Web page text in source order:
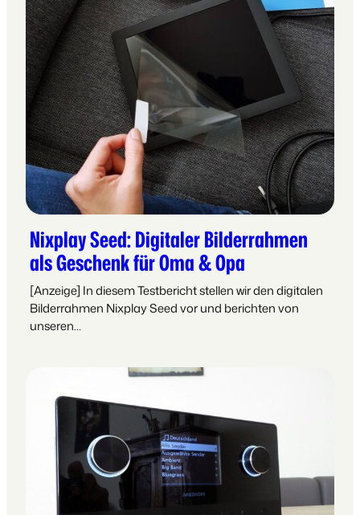
Nixplay Seed: Digitaler Bilderrahmen
als Geschenk für Oma & Opa
[Anzeige] In diesem Testbericht stellen wir den digitalen
Bilderrahmen Nixplay Seed vor und berichten von
unseren…